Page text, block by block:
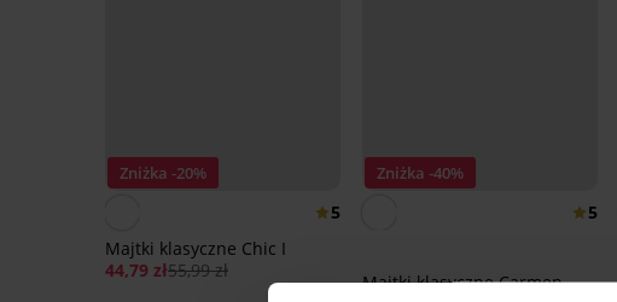
Zniżka -20%
5
Majtki klasyczne Chic I
44,79 zł55,99 zł
Zniżka -40%
5
Majtki klasyczne Carmen